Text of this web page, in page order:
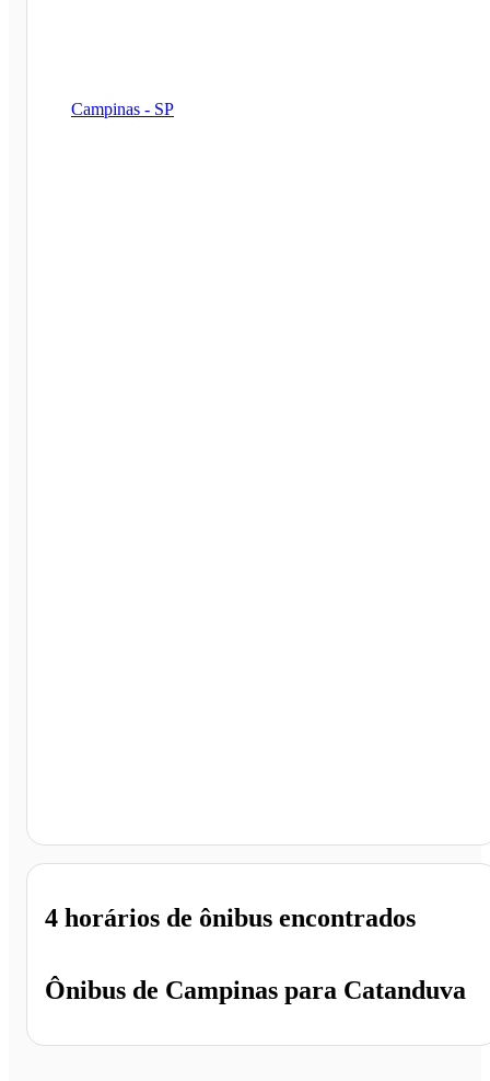
Campinas - SP
Ônibus de Campinas para Catanduva
4 horários de ônibus encontrados